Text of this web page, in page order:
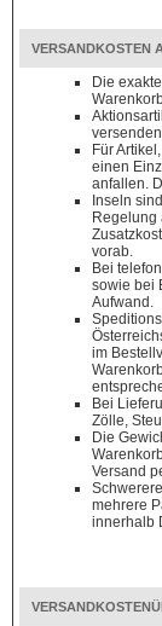
VERSANDKOSTEN
Die
Für
einen
anfallen.
Inseln
Regelung
vorab.
Bei
sowie bei
Aufwand.
im
Bei
Zölle,
Die
Versand
mehrere
innerhalb